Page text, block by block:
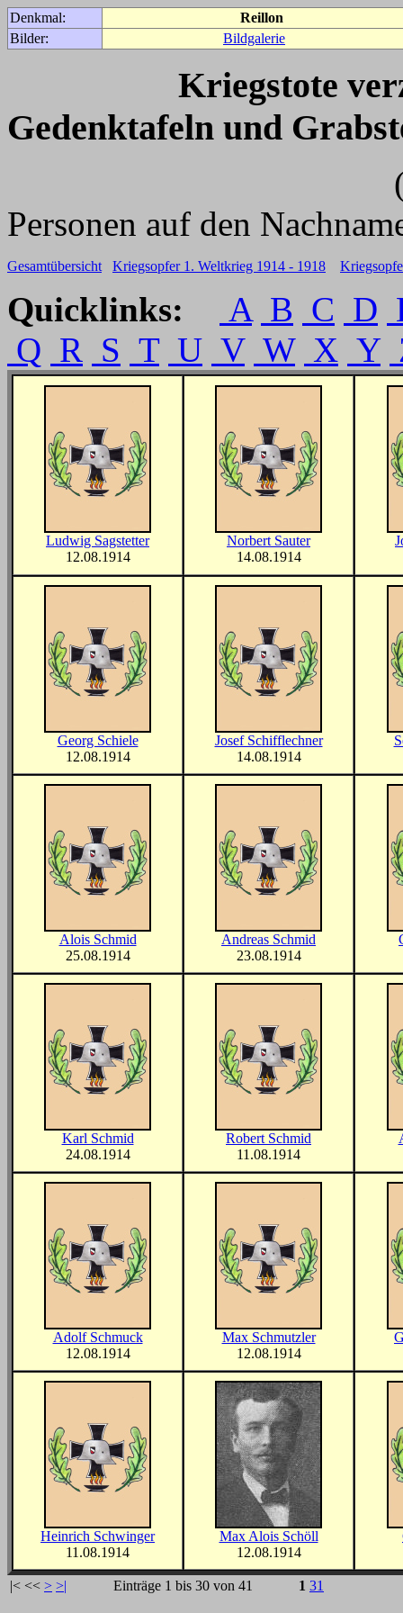
Denkmal:
Reillon
Bilder:
Bildgalerie
Kriegstote
Gedenktafeln und
(Für weitere
Personen auf den
Gesamtübersicht Kriegsopfer 1. Weltkrieg 1914 - 1918
Quicklinks: A B C D
Q R S T U V W X Y
Ludwig Sagstetter
12.08.1914
Norbert Sauter
14.08.1914
Georg Schiele
12.08.1914
Josef Schifflechner
14.08.1914
Alois Schmid
25.08.1914
Andreas Schmid
23.08.1914
Karl Schmid
24.08.1914
Robert Schmid
11.08.1914
Adolf Schmuck
12.08.1914
Max Schmutzler
12.08.1914
Heinrich Schwinger
11.08.1914
Max Alois Schöll
12.08.1914
|< << > >| Einträge 1 bis 30 von 41 1 31